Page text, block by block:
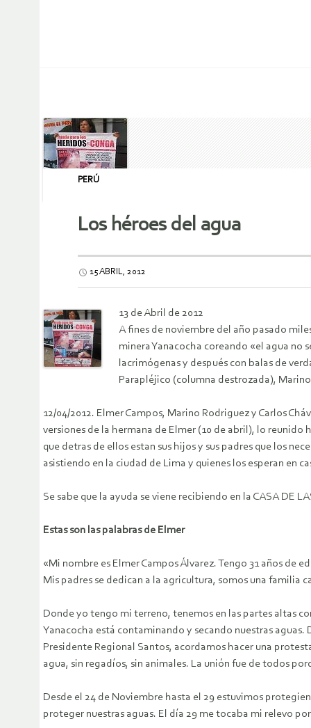
PERÚ
Los héroes del agua
15 ABRIL, 2012
13 de Abril de 2012
A fines de noviembre del año pasado
minera Yanacocha coreando «el agua no
lacrimógenas y después con balas de
Parapléjico (columna destrozada),
12/04/2012. Elmer Campos, Marino Rodriguez y Carlos
versiones de la hermana de Elmer (10 de abril), lo
que detras de ellos estan sus hijos y sus padres que los
asistiendo en la ciudad de Lima y quienes los esperan en
Se sabe que la ayuda se viene recibiendo en la CASA DE
Estas son las palabras de Elmer
«Mi nombre es Elmer Campos Álvarez. Tengo 31 años de
Mis padres se dedican a la agricultura, somos una familia
Donde yo tengo mi terreno, tenemos en las partes altas
Yanacocha está contaminando y secando nuestras
Presidente Regional Santos, acordamos hacer una
agua, sin regadíos, sin animales. La unión fue de todos
Desde el 24 de Noviembre hasta el 29 estuvimos
proteger nuestras aguas. El día 29 me tocaba mi relevo